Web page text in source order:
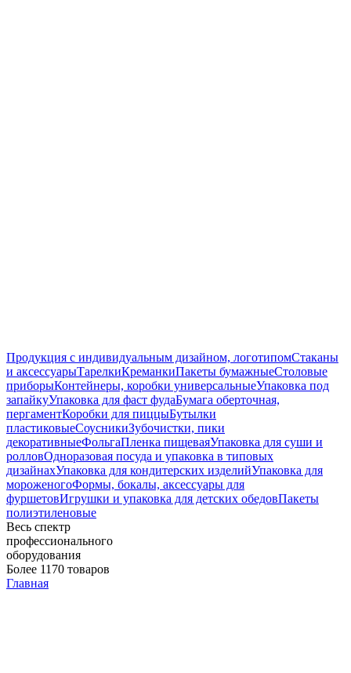
Продукция с индивидуальным дизайном, логотипомСтаканы
и аксессуарыТарелкиКреманкиПакеты бумажныеСтоловые
приборыКонтейнеры, коробки универсальныеУпаковка под
запайкуУпаковка для фаст фудаБумага оберточная,
пергаментКоробки для пиццыБутылки
пластиковыеСоусникиЗубочистки, пики
декоративныеФольгаПленка пищеваяУпаковка для суши и
ролловОдноразовая посуда и упаковка в типовых
дизайнахУпаковка для кондитерских изделийУпаковка для
мороженогоФормы, бокалы, аксессуары для
фуршетовИгрушки и упаковка для детских обедовПакеты
полиэтиленовые
Весь спектр
профессионального
оборудования
Более 1170 товаров
Главная